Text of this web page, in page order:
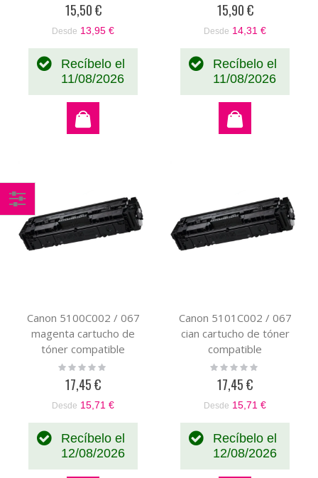
15,50 €
Desde 13,95 €
Recíbelo el
11/08/2026
15,90 €
Desde 14,31 €
Recíbelo el
11/08/2026
Canon 5100C002 / 067
magenta cartucho de
tóner compatible
Rating:
17,45 €
Desde 15,71 €
Recíbelo el
12/08/2026
Canon 5101C002 / 067
cian cartucho de tóner
compatible
Rating:
17,45 €
Desde 15,71 €
Recíbelo el
12/08/2026
Comprar
por